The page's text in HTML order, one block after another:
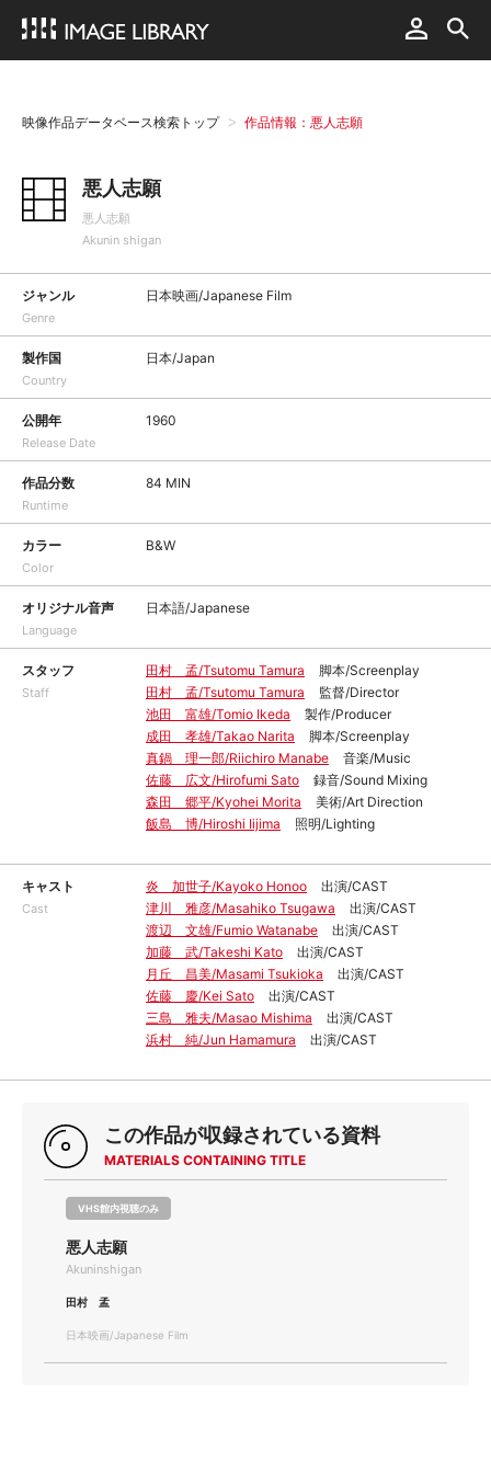
映像作品データベース検索トップ 作品情報：悪人志願
悪人志願
悪人志願
Akunin shigan
ジャンル
Genre
日本映画/Japanese Film
製作国
Country
日本/Japan
公開年
Release Date
1960
作品分数
Runtime
84 MIN
カラー
Color
B&W
オリジナル音声
Language
日本語/Japanese
スタッフ
Staff
田村 孟/Tsutomu Tamura
脚本/Screenplay
田村 孟/Tsutomu Tamura
監督/Director
池田 富雄/Tomio Ikeda
製作/Producer
成田 孝雄/Takao Narita
脚本/Screenplay
真鍋 理一郎/Riichiro Manabe
音楽/Music
佐藤 広文/Hirofumi Sato
録音/Sound Mixing
森田 郷平/Kyohei Morita
美術/Art Direction
飯島 博/Hiroshi Iijima
照明/Lighting
キャスト
Cast
炎 加世子/Kayoko Honoo
出演/CAST
津川 雅彦/Masahiko Tsugawa
出演/CAST
渡辺 文雄/Fumio Watanabe
出演/CAST
加藤 武/Takeshi Kato
出演/CAST
月丘 昌美/Masami Tsukioka
出演/CAST
佐藤 慶/Kei Sato
出演/CAST
三島 雅夫/Masao Mishima
出演/CAST
浜村 純/Jun Hamamura
出演/CAST
この作品が収録されている資料
MATERIALS CONTAINING TITLE
VHS館内視聴のみ
悪人志願
Akuninshigan
田村 孟
日本映画/Japanese Film